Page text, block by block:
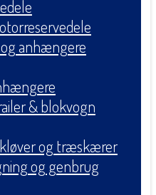
anhængere
& blokvogn
og træskærer
og genbrug